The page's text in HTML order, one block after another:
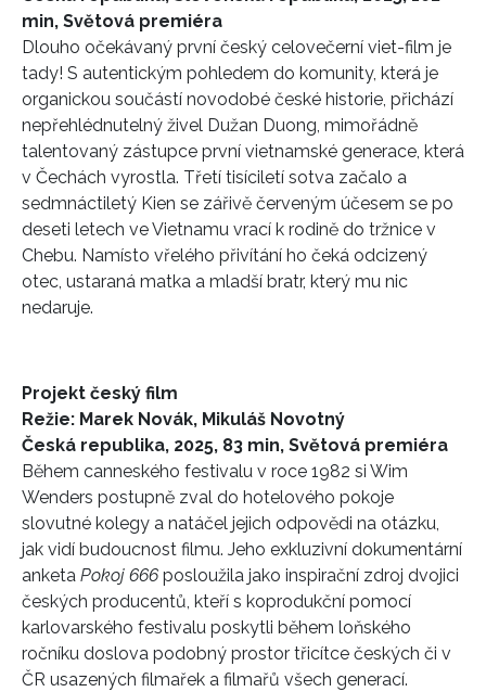
min, Světová premiéra
Dlouho očekávaný první český celovečerní viet-film je
tady! S autentickým pohledem do komunity, která je
organickou součástí novodobé české historie, přichází
nepřehlédnutelný živel Dužan Duong, mimořádně
talentovaný zástupce první vietnamské generace, která
v Čechách vyrostla. Třetí tisíciletí sotva začalo a
sedmnáctiletý Kien se zářivě červeným účesem se po
deseti letech ve Vietnamu vrací k rodině do tržnice v
Chebu. Namísto vřelého přivítání ho čeká odcizený
otec, ustaraná matka a mladší bratr, který mu nic
nedaruje.
Projekt český film
Režie: Marek Novák, Mikuláš Novotný
Česká republika, 2025, 83 min, Světová premiéra
Během canneského festivalu v roce 1982 si Wim
Wenders postupně zval do hotelového pokoje
slovutné kolegy a natáčel jejich odpovědi na otázku,
jak vidí budoucnost filmu. Jeho exkluzivní dokumentární
anketa Pokoj 666 posloužila jako inspirační zdroj dvojici
českých producentů, kteří s koprodukční pomocí
karlovarského festivalu poskytli během loňského
ročníku doslova podobný prostor třicítce českých či v
ČR usazených filmařek a filmařů všech generací.